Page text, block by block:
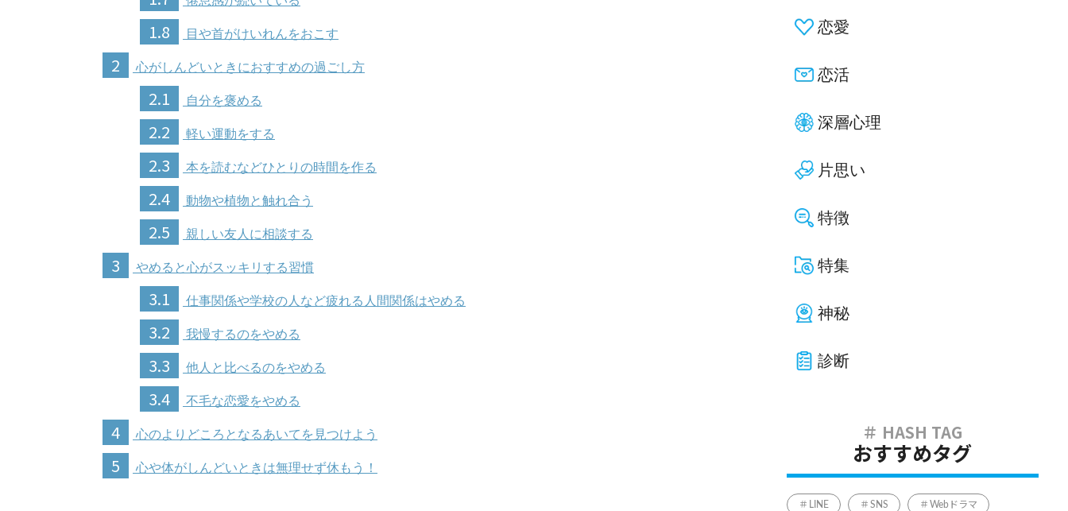
1.8 目や首がけいれんをおこす
2 心がしんどいときにおすすめの過ごし方
2.1 自分を褒める
2.2 軽い運動をする
2.3 本を読むなどひとりの時間を作る
2.4 動物や植物と触れ合う
2.5 親しい友人に相談する
3 やめると心がスッキリする習慣
3.1 仕事関係や学校の人など疲れる人間関係はやめる
3.2 我慢するのをやめる
3.3 他人と比べるのをやめる
3.4 不毛な恋愛をやめる
4 心のよりどころとなるあいてを見つけよう
5 心や体がしんどいときは無理せず休もう！
恋愛
恋活
深層心理
片思い
特徴
特集
神秘
診断
おすすめタグ
LINE SNS Webドラマ